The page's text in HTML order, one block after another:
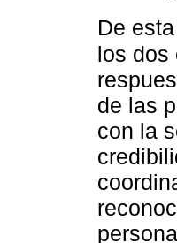
De
los dos
de las
con la